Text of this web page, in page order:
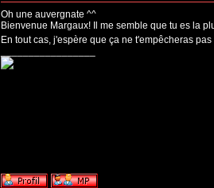
Oh une auvergnate ^^
Bienvenue Margaux! Il me semble que tu es la
En tout cas, j'espère que ça ne t'empêcheras